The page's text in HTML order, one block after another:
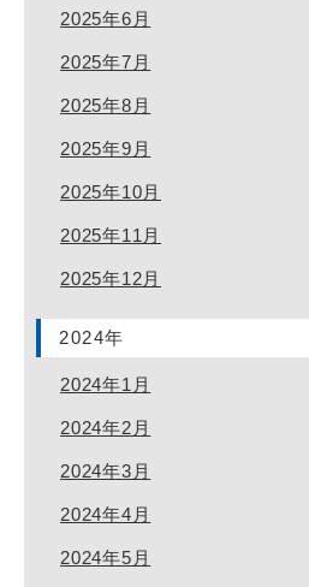
2025年6月
2025年7月
2025年8月
2025年9月
2025年10月
2025年11月
2025年12月
2024年
2024年1月
2024年2月
2024年3月
2024年4月
2024年5月